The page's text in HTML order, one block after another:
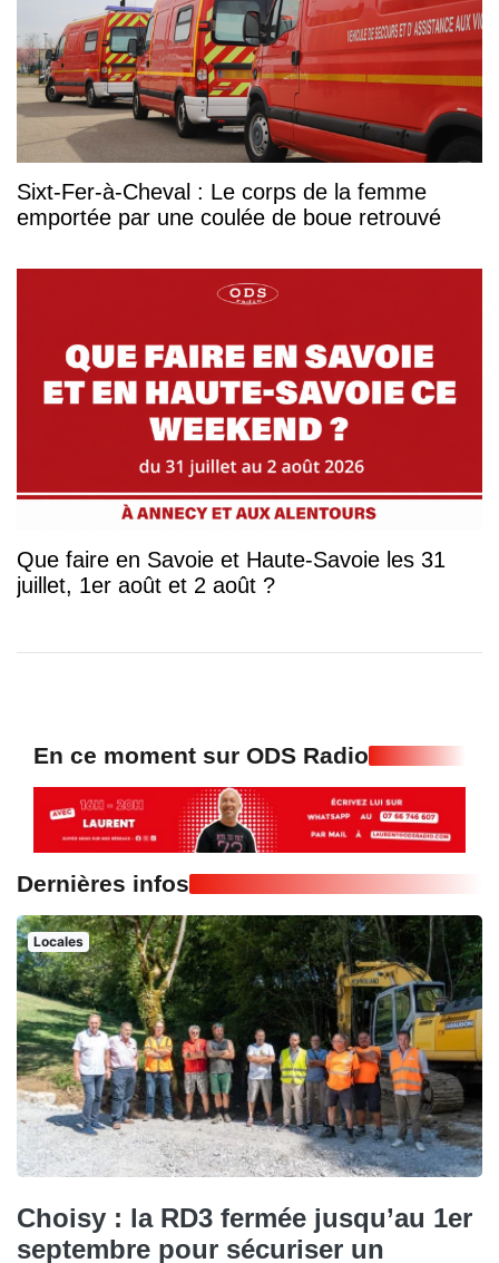
Sixt-Fer-à-Cheval : Le corps de la femme
emportée par une coulée de boue retrouvé
Que faire en Savoie et Haute-Savoie les 31
juillet, 1er août et 2 août ?
En ce moment sur ODS Radio
Dernières infos
Locales
Choisy : la RD3 fermée jusqu’au 1er
septembre pour sécuriser un